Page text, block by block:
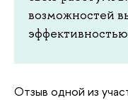
возможностей
Отзыв одной из